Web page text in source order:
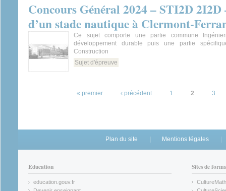
Concours Général 2024 – STI2D
d’un stade nautique à Clermont-
Ce sujet comporte une partie commune
développement durable puis une partie
Construction
Sujet d'épreuve
« premier ‹ précédent 1 2 3
Plan du site Mentions légales
Éducation
education.gouv.fr
Sites de
CultureMath